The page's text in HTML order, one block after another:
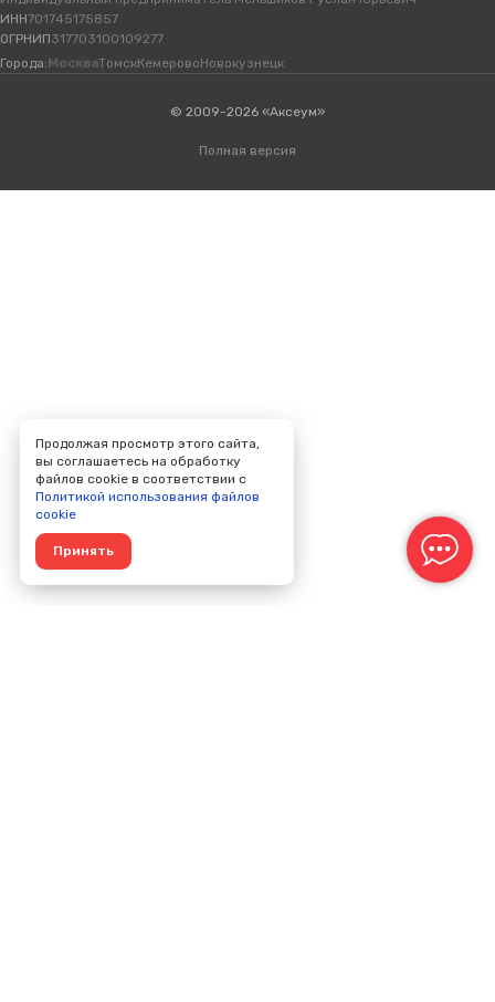
ИНН701745175857
ОГРНИП317703100109277
Города: МоскваТомскКемеровоНовокузнецк
© 2009-2026 «Аксеум»
Полная версия
Продолжая просмотр этого сайта,
вы соглашаетесь на обработку
файлов cookie в соответствии с
Политикой использования файлов
cookie
Принять